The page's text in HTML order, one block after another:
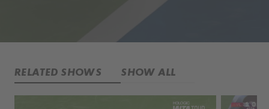
RELATED SHOWS SHOW ALL